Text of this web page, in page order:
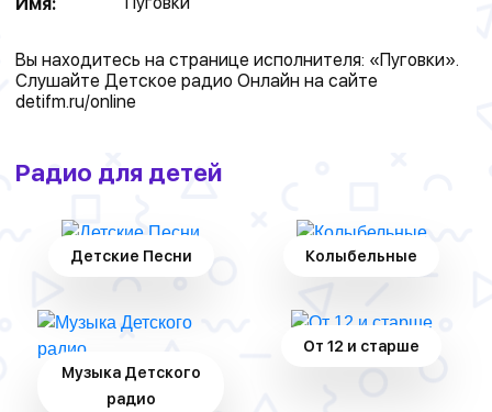
Вы находитесь на странице исполнителя: «Пуговки».
Слушайте Детское радио Онлайн на сайте
detifm.ru/online
Радио для детей
Детские Песни Колыбельные
Музыка Детского
радио
От 12 и старше